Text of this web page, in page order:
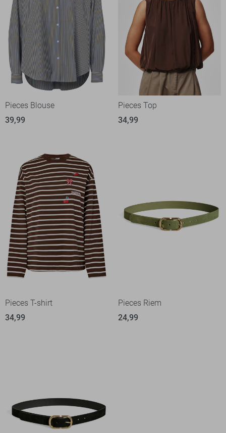
Pieces Blouse
39,99
Pieces Top
34,99
Pieces T-shirt
34,99
Pieces Riem
24,99